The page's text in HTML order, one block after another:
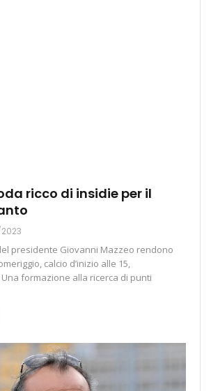
ricco di insidie per il
presidente Giovanni Mazzeo rendono
calcio d’inizio alle 15,
formazione alla ricerca di punti